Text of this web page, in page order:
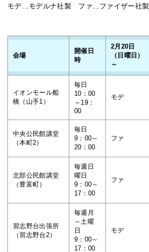
モデ…モデルナ社製 ファ…ファイザー社製
会場
開催日
時
2月20日
（日曜日）
～
イオンモール船
橋（山手1）
毎日
10：00
～19：
00
モデ
中央公民館講堂
（本町2）
毎日
9：00～
20：00
ファ
北部公民館講堂
（豊富町）
毎週日
曜日
9：00～
17：00
ファ
習志野台出張所
（習志野台2）
毎週月
～土曜
日
9：00～
17：00
モデ